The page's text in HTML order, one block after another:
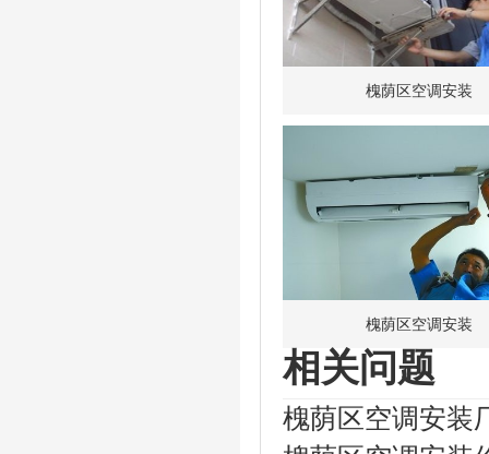
槐荫区空调安装
槐荫区空调安装
相关问题
槐荫区空调安装